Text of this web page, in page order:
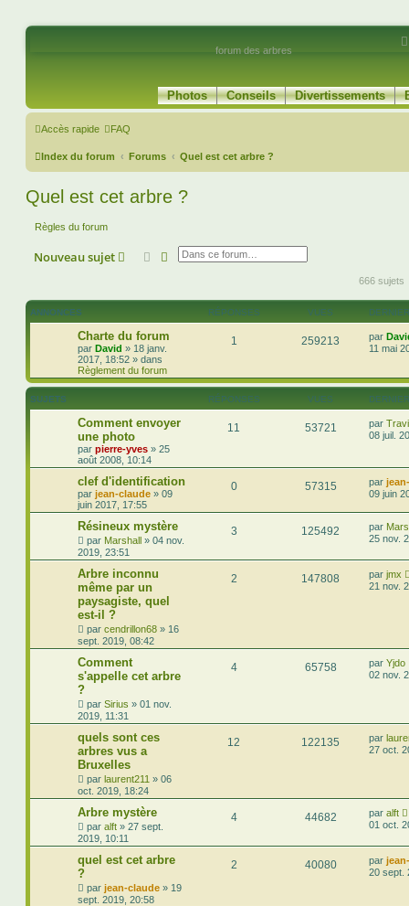
forum des arbres
Photos Conseils Divertissements
Accès rapide FAQ
Index du forum Forums Quel est cet arbre ?
Quel est cet arbre ?
Règles du forum
Nouveau sujet Rechercher
Recherche avancée
666 sujets
ANNONCES RÉPONSES VUES
Charte du forum
par David » 18 janv.
2017, 18:52 » dans
Règlement du forum
1 259213 par
11 mai
SUJETS RÉPONSES VUES
Comment envoyer
une photo
par pierre-yves » 25
août 2008, 10:14
11 53721 par
08 juil.
clef d'identification
par jean-claude » 09
juin 2017, 17:55
0 57315 par
09 juin
Résineux mystère
par Marshall » 04 nov.
2019, 23:51
3 125492 par
25 nov.
Arbre inconnu
même par un
paysagiste, quel
est-il ?
par cendrillon68 » 16
sept. 2019, 08:42
2 147808 par jmx
21 nov.
Comment
s'appelle cet arbre
?
par Sirius » 01 nov.
2019, 11:31
4 65758 par Yjdo
02 nov.
quels sont ces
arbres vus a
Bruxelles
par laurent211 » 06
oct. 2019, 18:24
12 122135 par
27 oct.
Arbre mystère
par alft » 27 sept.
2019, 10:11
4 44682 par alft
01 oct.
quel est cet arbre
?
par jean-claude » 19
sept. 2019, 20:58
2 40080 par
20 sept.